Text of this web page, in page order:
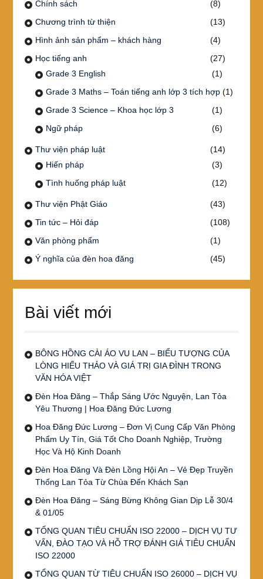
Chính sách
(8)
Chương trình từ thiện
(13)
Hình ảnh sản phẩm – khách hàng
(4)
Học tiếng anh
(27)
Grade 3 English
(1)
Grade 3 Maths – Toán tiếng anh lớp 3 tích hợp(1)
Grade 3 Science – Khoa học lớp 3
(1)
Ngữ pháp
(6)
Thư viện pháp luật
(14)
Hiến pháp
(3)
Tình huống pháp luật
(12)
Thư viện Phật Giáo
(43)
Tin tức – Hỏi đáp
(108)
Văn phòng phẩm
(1)
Ý nghĩa của đèn hoa đăng
(45)
Bài viết mới
BÔNG HỒNG CÀI ÁO VU LAN – BIỂU TƯỢNG CỦA
LÒNG HIẾU THẢO VÀ GIÁ TRỊ GIA ĐÌNH TRONG
VĂN HÓA VIỆT
Đèn Hoa Đăng – Thắp Sáng Ước Nguyện, Lan Tỏa
Yêu Thương | Hoa Đăng Đức Lương
Hoa Đăng Đức Lương – Đơn Vị Cung Cấp Văn Phòng
Phẩm Uy Tín, Giá Tốt Cho Doanh Nghiệp, Trường
Học Và Hộ Kinh Doanh
Đèn Hoa Đăng Và Đèn Lồng Hội An – Vẻ Đẹp Truyền
Thống Lan Tỏa Từ Chùa Đến Khách Sạn
Đèn Hoa Đăng – Sáng Bừng Không Gian Dịp Lễ 30/4
& 01/05
TỔNG QUAN TIÊU CHUẨN ISO 22000 – DỊCH VỤ TƯ
VẤN, ĐÀO TẠO VÀ HỖ TRỢ ĐÁNH GIÁ TIÊU CHUẨN
ISO 22000
TỔNG QUAN TỪ TIÊU CHUẨN ISO 26000 – DỊCH VỤ